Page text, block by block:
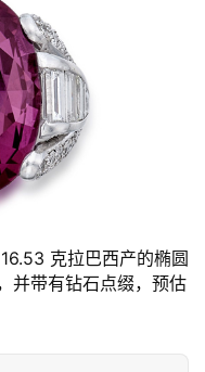
克拉巴西产的椭圆
并带有钻石点缀，预估